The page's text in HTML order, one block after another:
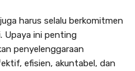
harus selalu berkomitmen
Upaya ini penting
penyelenggaraan
efisien, akuntabel, dan